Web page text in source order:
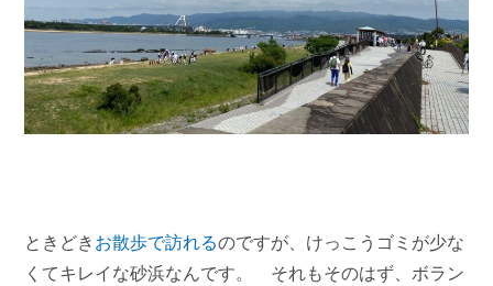
ときどき お散歩で訪れるのですが、けっこうゴミが少な
くてキレイな砂浜なんです。 それもそのはず、ボラン